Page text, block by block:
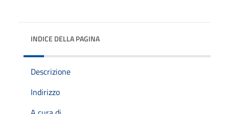
INDICE DELLA PAGINA
Descrizione
Indirizzo